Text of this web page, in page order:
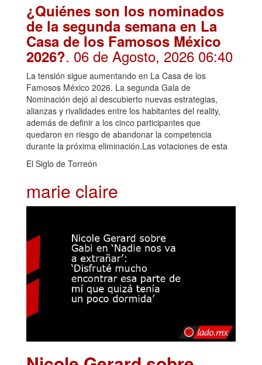
¿Quiénes son los nominados
de la segunda semana en La
Casa de los Famosos México
2026?. 06 de Agosto, 2026 06:40
La tensión sigue aumentando en La Casa de los
Famosos México 2026. La segunda Gala de
Nominación dejó al descubierto nuevas estrategias,
alianzas y rivalidades entre los habitantes del reality,
además de definir a los cinco participantes que
quedaron en riesgo de abandonar la competencia
durante la próxima eliminación.Las votaciones de esta
El Siglo de Torreón
marie claire